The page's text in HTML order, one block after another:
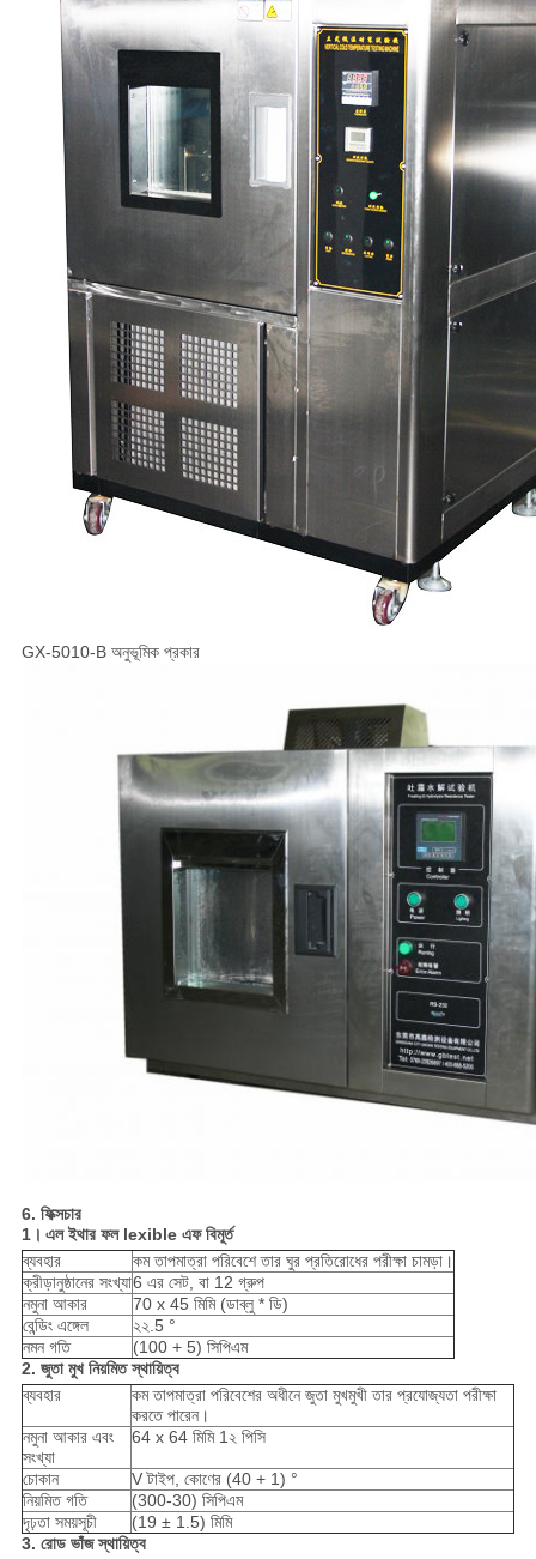
GX-5010-B অনুভূমিক প্রকার
6. ফিক্সচার
1। এল ইথার ফল lexible এফ বিমূর্ত
ব্যবহার
কম তাপমাত্রা পরিবেশে তার ঘুর প্রতিরোধের পরীক্ষা চামড়া।
ক্রীড়ানুষ্ঠানের সংখ্যা6 এর সেট, বা 12 গ্রুপ
নমুনা আকার
70 x 45 মিমি (ডাব্লু * ডি)
বেন্ডিং এঙ্গেল
২২.5 °
নমন গতি
(100 + 5) সিপিএম
2. জুতা মুখ নিয়মিত স্থায়িত্ব
ব্যবহার
কম তাপমাত্রা পরিবেশের অধীনে জুতা মুখমুখী তার প্রযোজ্যতা পরীক্ষা
করতে পারেন।
নমুনা আকার এবং
সংখ্যা
64 x 64 মিমি 1২ পিসি
চোকান
V টাইপ, কোণের (40 + 1) °
নিয়মিত গতি
(300-30) সিপিএম
দৃঢ়তা সময়সূচী
(19 ± 1.5) মিমি
3. রোড ভাঁজ স্থায়িত্ব